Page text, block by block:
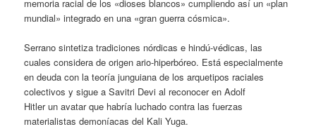
memoria racial de los «dioses blancos» cumpliendo así un «plan
mundial» integrado en una «gran guerra cósmica».
Serrano sintetiza tradiciones nórdicas e hindú-védicas, las
cuales considera de origen ario-hiperbóreo. Está especialmente
en deuda con la teoría junguiana de los arquetipos raciales
colectivos y sigue a Savitri Devi al reconocer en Adolf
Hitler un avatar que habría luchado contra las fuerzas
materialistas demoníacas del Kali Yuga.